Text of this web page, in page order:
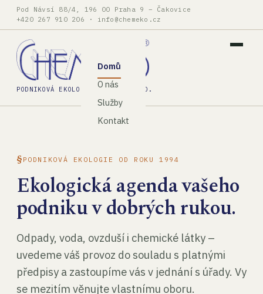
Pod Návsí 88/4, 196 00 Praha 9 – Čakovice
+420 267 910 206 · info@chemeko.cz
PODNIKOVÁ EKOLOGIE, SPOL. S R.O.
Domů
O nás
Služby
Kontakt
PODNIKOVÁ EKOLOGIE OD ROKU 1994
Ekologická agenda vašeho
podniku v dobrých rukou.
Odpady, voda, ovzduší i chemické látky –
uvedeme váš provoz do souladu s platnými
předpisy a zastoupíme vás v jednání s úřady. Vy
se mezitím věnujte vlastnímu oboru.